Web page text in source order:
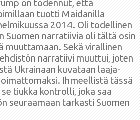
on todennut, että
tuotti Maidanilla
2014. Oli todellinen
Suomen narratiivia oli tältä osin
Sekä virallinen
narratiivi muuttui, joten
Ukrainaan kuvataan laaja-
Ihmeellistä tässä
tiukka kontrolli, joka saa
seuraamaan tarkasti Suomen